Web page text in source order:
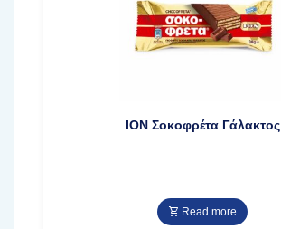
ΙΟΝ Σοκοφρέτα Γάλακτος
Read more